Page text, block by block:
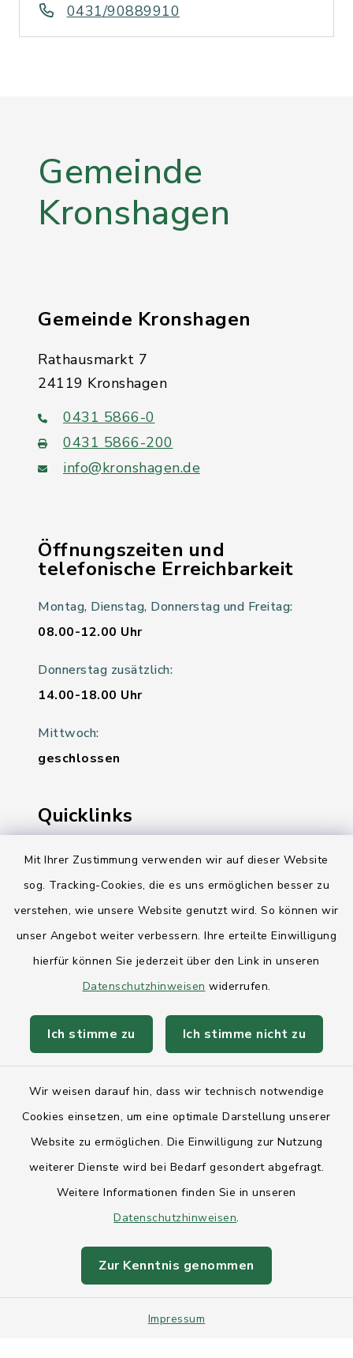
Mit Ihrer Zustimmung verwenden wir auf dieser Website
sog. Tracking-Cookies, die es uns ermöglichen besser zu
verstehen, wie unsere Website genutzt wird. So können wir
unser Angebot weiter verbessern. Ihre erteilte Einwilligung
hierfür können Sie jederzeit über den Link in unseren
Datenschutzhinweisen widerrufen.
Ich stimme zu Ich stimme nicht zu
Wir weisen darauf hin, dass wir technisch notwendige
Cookies einsetzen, um eine optimale Darstellung unserer
Website zu ermöglichen. Die Einwilligung zur Nutzung
weiterer Dienste wird bei Bedarf gesondert abgefragt.
Weitere Informationen finden Sie in unseren
Datenschutzhinweisen.
Zur Kenntnis genommen
Impressum
0431/90889910
Gemeinde
Kronshagen
Gemeinde Kronshagen
Rathausmarkt 7
24119 Kronshagen
0431 5866-0
0431 5866-200
info@kronshagen.de
Öffnungszeiten und
telefonische Erreichbarkeit
Montag, Dienstag, Donnerstag und Freitag:
08.00-12.00 Uhr
Donnerstag zusätzlich:
14.00-18.00 Uhr
Mittwoch:
geschlossen
Quicklinks
Ihre Behördennummer 115
Landesregierung Schleswig-Holstein
AktivRegion Mittelholstein
Anfahrt
Datenschutz
Sitemap
Intranet